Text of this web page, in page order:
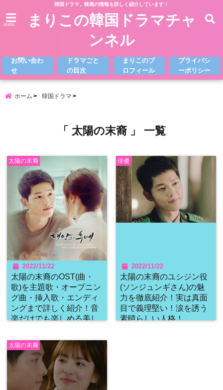
韓国ドラマ、映画の情報を詳しく紹介しています！
menu
まりこの韓国ドラマチャ
ンネル
お問い合わ
せ
ドラマごと
の目次
まりこのプ
ロフィール
プライバシ
ーポリシー
ホーム 韓国ドラマ
「 太陽の末裔 」 一覧
太陽の末裔
2022/11/22
太陽の末裔のOST(曲・
歌)を主題歌・オープニン
グ曲・挿入歌・エンディ
ングまで詳しく紹介！音
楽だけでも楽しめる美し
俳優
2022/11/22
太陽の末裔のユシジン役
(ソンジュンギさん)の魅
力を徹底紹介！実は真面
目で義理堅い！涙を誘う
素晴らしい人格！
太陽の末裔